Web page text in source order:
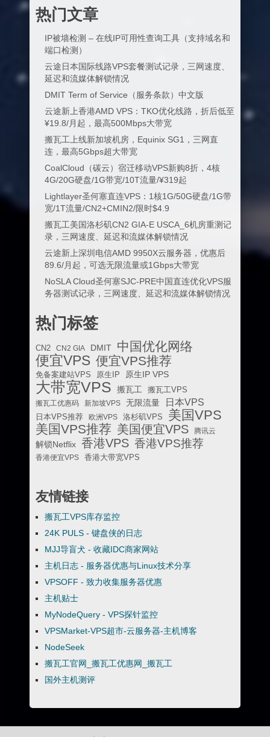
热门文章
IP被墙检测 – 在线IP可用性查询工具（支持域名和
端口检测）
云途日本国际线路VPS套餐测试记录，三网速度、
延迟和流媒体解锁情况
DMIT Term of Service（服务条款）中文版
云途新上香港AMD VPS：TKO优化线路，折后低至
¥19.8/月起，最高500Mbps大带宽
搬瓦工上线新加坡机房，Equinix SG1，三网直
连，最高5Gbps超大带宽
CoalCloud（碳云）宿迁移动VPS新购8折，4核
4G/20G硬盘/1G带宽/10T流量/¥319起
Lightlayer圣何塞直连VPS：1核1G/50G硬盘/1G带
宽/1T流量/CN2+CMIN2/限时$4.9
搬瓦工美国洛杉矶CN2 GIA-E USCA_6机房重测记
录，三网速度、延迟和流媒体解锁情况
云途新上深圳电信AMD 9950X云服务器，优惠后
89.6/月起，可选无限流量或1Gbps大带宽
NoSLA Cloud圣何塞SJC-PRE中国直连优化VPS服
务器测试记录，三网速度、延迟和流媒体解锁情况
热门标签
CN2 CN2 GIA DMIT 中国优化网络
便宜VPS 便宜VPS推荐
免备案建站VPS 原生IP 原生IP VPS
大带宽VPS 搬瓦工
搬瓦工VPS
搬瓦工优惠码
新加坡VPS 无限流量 日本VPS
日本VPS推荐 欧洲VPS 洛杉矶VPS 美国VPS
美国VPS推荐 美国便宜VPS 腾讯云
解锁Netflix 香港VPS 香港VPS推荐
香港便宜VPS 香港大带宽VPS
友情链接
搬瓦工VPS库存监控
24K PULS - 键盘侠的日志
MJJ导盲犬 - 收藏IDC商家网站
主机日志 - 服务器优惠与Linux技术分享
VPSOFF - 致力收集服务器优惠
主机贴士
MyNodeQuery - VPS探针监控
VPSMarket-VPS超市-云服务器-主机博客
NodeSeek
搬瓦工官网_搬瓦工优惠网_搬瓦工
国外主机测评